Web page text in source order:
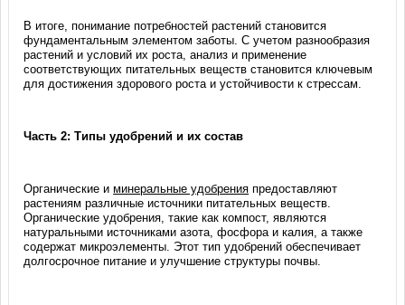
В итоге, понимание потребностей растений становится
фундаментальным элементом заботы. С учетом разнообразия
растений и условий их роста, анализ и применение
соответствующих питательных веществ становится ключевым
для достижения здорового роста и устойчивости к стрессам.
Часть 2: Типы удобрений и их состав
Органические иминеральные удобрения предоставляют
растениям различные источники питательных веществ.
Органические удобрения, такие как компост, являются
натуральными источниками азота, фосфора и калия, а также
содержат микроэлементы. Этот тип удобрений обеспечивает
долгосрочное питание и улучшение структуры почвы.